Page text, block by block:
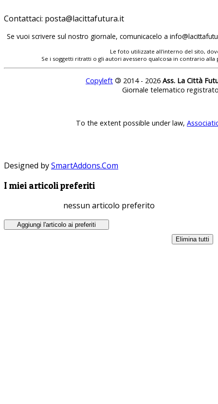
Contattaci: posta@lacittafutura.it
Se vuoi scrivere sul nostro giornale, comunicacelo a
Le foto utilizzate all'interno del sito,
Se i soggetti ritratti o gli autori avessero qualcosa in contrario
Copyleft © 2014 - 2026 Ass. La Città
Giornale telematico
To the extent possible under law,
Designed bySmartAddons.Com
I miei articoli preferiti
nessun articolo preferito